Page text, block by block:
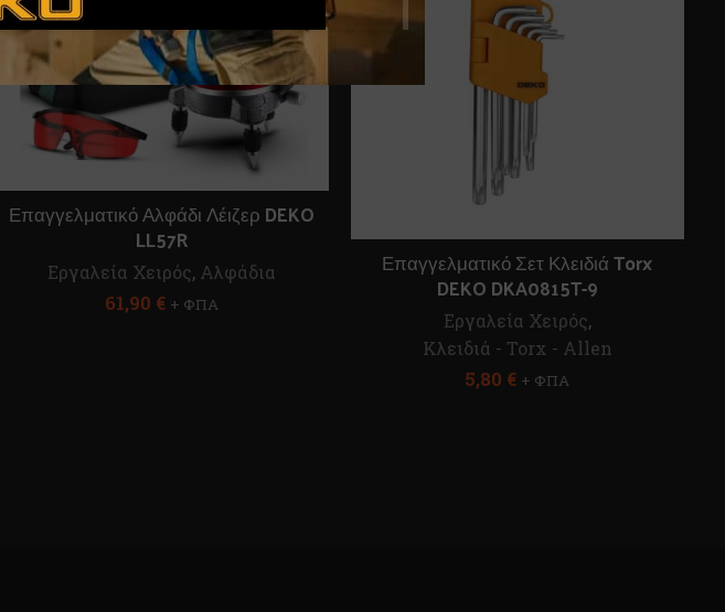
Επαγγελματικό Αλφάδι Λέιζερ DEKO
LL57R
Εργαλεία Χειρός, Αλφάδια
61,90 € + ΦΠΑ
Επαγγελματικό Σετ Κλειδιά Torx
DEKO DKA0815T-9
Εργαλεία Χειρός,
Κλειδιά - Torx - Allen
5,80 € + ΦΠΑ